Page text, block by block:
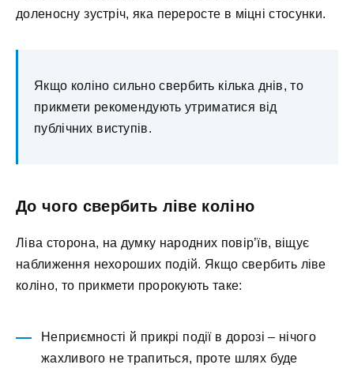
доленосну зустріч, яка переросте в міцні стосунки.
Якщо коліно сильно свербить кілька днів, то
прикмети рекомендують утриматися від
публічних виступів.
До чого свербить ліве коліно
Ліва сторона, на думку народних повір’їв, віщує
наближення нехороших подій. Якщо свербить ліве
коліно, то прикмети пророкують таке:
Неприємності й прикрі події в дорозі – нічого
жахливого не трапиться, проте шлях буде